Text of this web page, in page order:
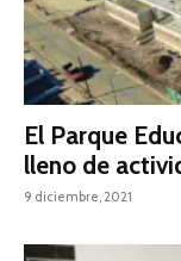
El Parque
lleno de
9 diciembre, 2021